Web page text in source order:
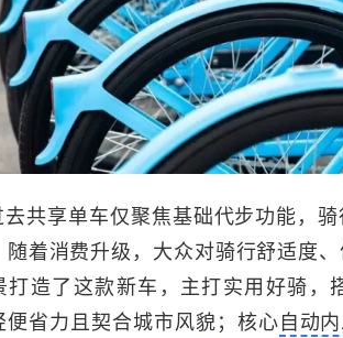
去共享单车仅聚焦基础代步功能，
随着消费升级，大众对骑行舒适度
打造了这款新车，主打实用好骑，
便省力且契合城市风貌；核心自动